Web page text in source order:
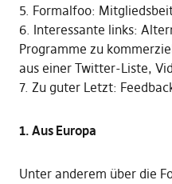
5. Formalfoo:
6. Interessante links:
Programme zu
aus einer Twitter-Liste,
7. Zu guter Letzt:
1. Aus Europa
Unter anderem über die